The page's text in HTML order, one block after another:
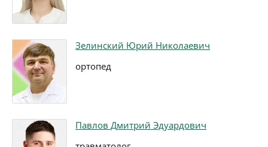
Зелинский Юрий Николаевич
ортопед
Павлов Дмитрий Эдуардович